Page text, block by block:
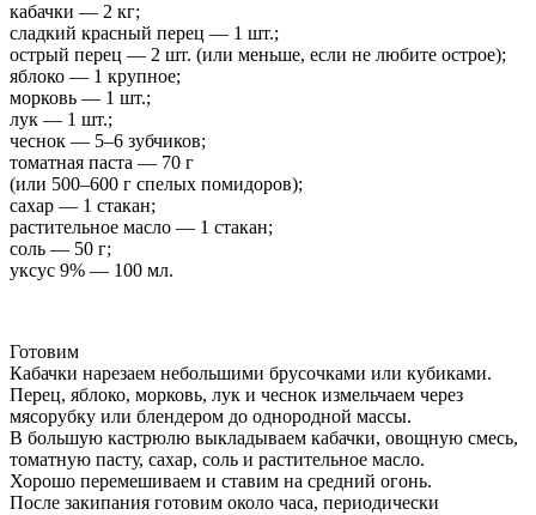
кабачки — 2 кг;
сладкий красный перец — 1 шт.;
острый перец — 2 шт. (или меньше, если не любите острое);
яблоко — 1 крупное;
морковь — 1 шт.;
лук — 1 шт.;
чеснок — 5–6 зубчиков;
томатная паста — 70 г
(или 500–600 г спелых помидоров);
сахар — 1 стакан;
растительное масло — 1 стакан;
соль — 50 г;
уксус 9% — 100 мл.
Готовим
Кабачки нарезаем небольшими брусочками или кубиками.
Перец, яблоко, морковь, лук и чеснок измельчаем через
мясорубку или блендером до однородной массы.
В большую кастрюлю выкладываем кабачки, овощную смесь,
томатную пасту, сахар, соль и растительное масло.
Хорошо перемешиваем и ставим на средний огонь.
После закипания готовим около часа, периодически